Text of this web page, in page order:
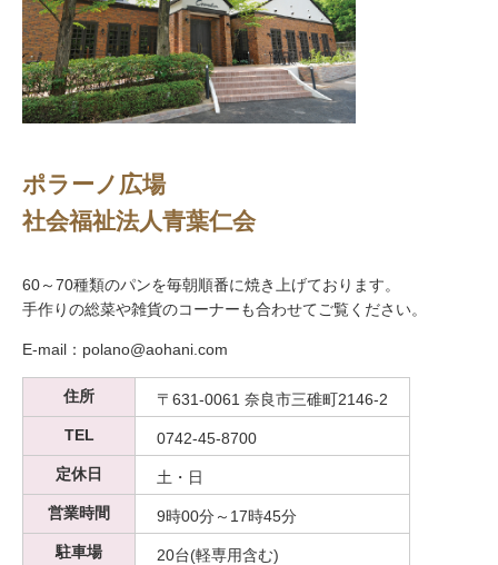
ポラーノ広場
社会福祉法人青葉仁会
60～70種類のパンを毎朝順番に焼き上げております。
手作りの総菜や雑貨のコーナーも合わせてご覧ください。
E-mail：polano@aohani.com
住所
〒631-0061 奈良市三碓町2146-2
TEL
0742-45-8700
定休日
土・日
営業時間
9時00分～17時45分
駐車場
20台(軽専用含む)